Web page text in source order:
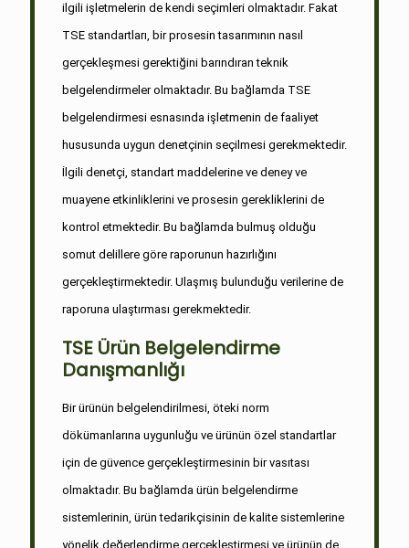
ilgili işletmelerin de kendi seçimleri olmaktadır. Fakat
TSE standartları, bir prosesin tasarımının nasıl
gerçekleşmesi gerektiğini barındıran teknik
belgelendirmeler olmaktadır. Bu bağlamda TSE
belgelendirmesi esnasında işletmenin de faaliyet
hususunda uygun denetçinin seçilmesi gerekmektedir.
İlgili denetçi, standart maddelerine ve deney ve
muayene etkinliklerini ve prosesin gerekliklerini de
kontrol etmektedir. Bu bağlamda bulmuş olduğu
somut delillere göre raporunun hazırlığını
gerçekleştirmektedir. Ulaşmış bulunduğu verilerine de
raporuna ulaştırması gerekmektedir.
TSE Ürün Belgelendirme
Danışmanlığı
Bir ürünün belgelendirilmesi, öteki norm
dökümanlarına uygunluğu ve ürünün özel standartlar
için de güvence gerçekleştirmesinin bir vasıtası
olmaktadır. Bu bağlamda ürün belgelendirme
sistemlerinin, ürün tedarikçisinin de kalite sistemlerine
yönelik değerlendirme gerçekleştirmesi ve ürünün de